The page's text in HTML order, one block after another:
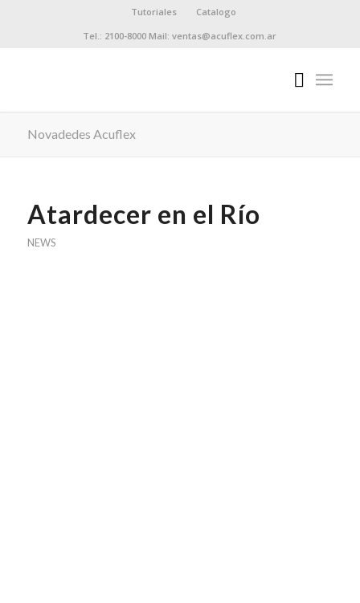
Tutoriales
Catalogo
Tel.: 2100-8000 Mail: ventas@acuflex.com.ar
Novadedes Acuflex
Atardecer en el Río
NEWS